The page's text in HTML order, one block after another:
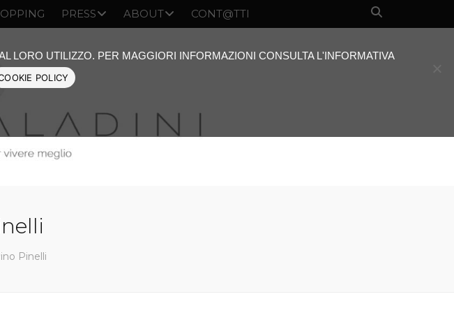
PRESS ABOUT CONT@TTI
Pinelli
LORO UTILIZZO. PER MAGGIORI INFORMAZIONI CONSULTA L'INFORMATIVA
POLICY